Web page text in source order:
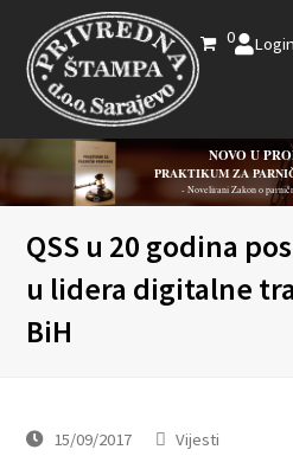
0 Login
NOVO U
PRAKTIKUM ZA
- Novelirani Zakon o
QSS u 20 godina
u lidera digitalne
BiH
15/09/2017 Vijesti